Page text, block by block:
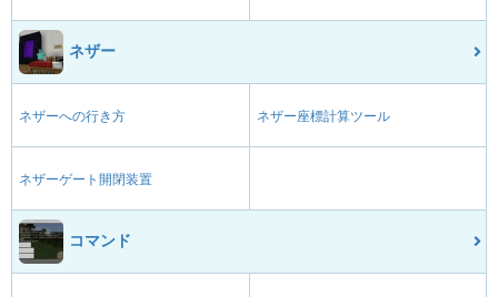
ネザー
ネザーへの行き方 ネザー座標計算ツール
ネザーゲート開閉装置
コマンド